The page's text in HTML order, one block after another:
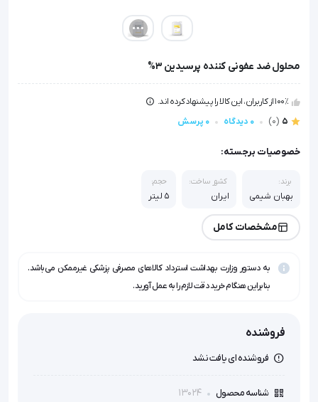
محلول ضد عفونی کننده پرسیدین 3%
100٪ از کاربران، این کالا را پیشنهاد کرده اند.
5
(0) 0 دیدگاه 0 پرسش
خصوصیات برجسته:
برند:
بهبان شیمی
کشور ساخت:
ایران
حجم:
5 لیتر
مشخصات کامل
به دستور وزارت بهداشت استرداد کالاهای مصرفی پزشکی غیرممکن می‌باشد.
بنابراین هنگام خرید دقت لازم را به عمل آورید.
فروشنده
فروشنده ای یافت نشد
شناسه محصول 13024